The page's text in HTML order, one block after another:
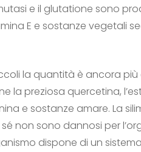
e il glutatione sono
E e sostanze vegetali
la quantità è ancora
la preziosa quercetina,
e sostanze amare. La
non sono dannosi per
dispone di un